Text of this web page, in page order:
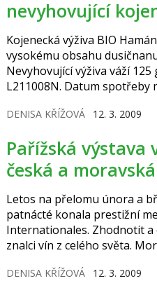
nevyhovující
Kojenecká výživa BIO
vysokému obsahu
Nevyhovující výživa váží
L211008N. Datum spotřeby
výrobek zakoupili, nabídla
a.s., Na Drahách 814, 686 04
DENISA KŘÍŽOVÁ 12. 3. 2009
Pařížská výstava vína byla pro
česká a
Letos na přelomu února a
patnácté konala prestižní
Internationales. Zhodnotit
znalci vín z celého světa.
To ji v procentuální
DENISA KŘÍŽOVÁ 12. 3. 2009